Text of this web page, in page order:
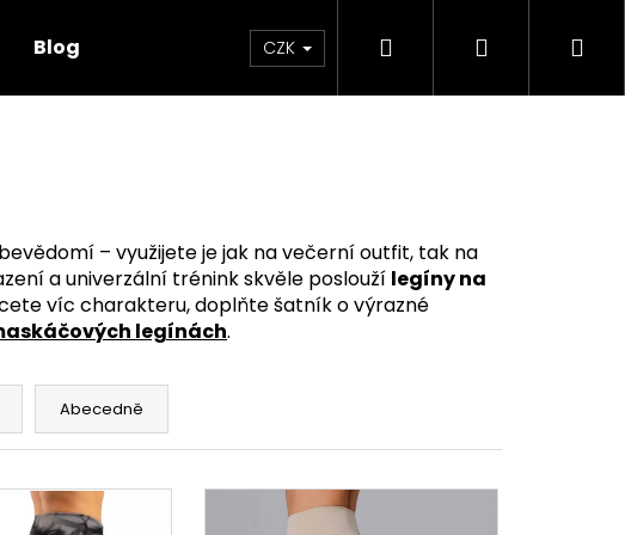
Blog CZK Hledat Přihlášení
– využijete je jak na večerní outfit, tak na
a univerzální trénink skvěle poslouží legíny na
víc charakteru, doplňte šatník o výrazné
legínách.
Abecedně